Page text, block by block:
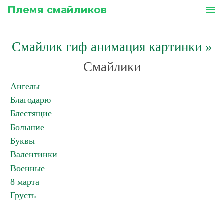
Племя смайликов menu
Смайлик гиф анимация картинки»
Смайлики
Ангелы
Благодарю
Блестящие
Большие
Буквы
Валентинки
Военные
8 марта
Грусть